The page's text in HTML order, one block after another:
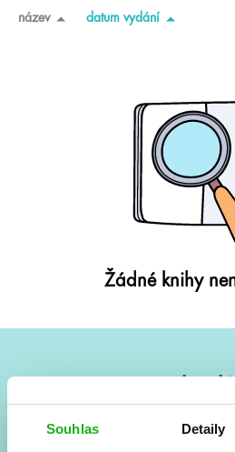
Souhlas Detaily
název datum vydání
Žádné knihy
Vše kolem #youngadult každý